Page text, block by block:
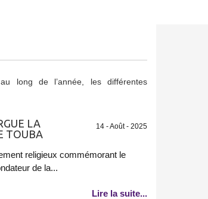
long de l’année, les différentes
14 - Août - 2025
LA
TOUBA
religieux commémorant le
de la...
Lire la suite...